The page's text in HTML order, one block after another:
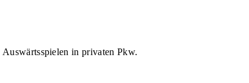
in privaten Pkw.